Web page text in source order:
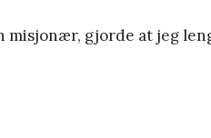
misjonær, gjorde at jeg